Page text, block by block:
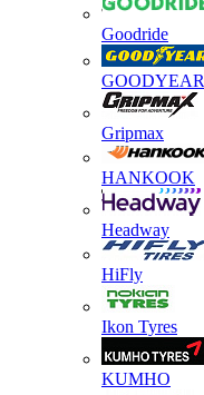
Goodride
GOODYEAR
Gripmax
HANKOOK
Headway
HiFly
Ikon Tyres
KUMHO